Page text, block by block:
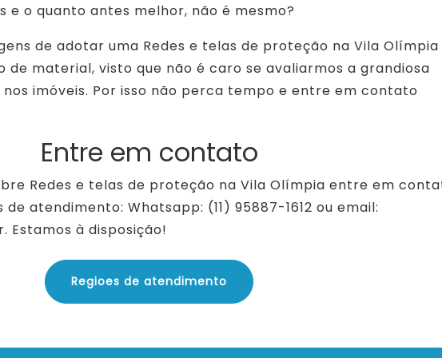
e o quanto antes melhor, não é mesmo?
de adotar uma Redes e telas de proteção na Vila Olímpia
material, visto que não é caro se avaliarmos a grandiosa
imóveis. Por isso não perca tempo e entre em contato
Entre em contato
Redes e telas de proteção na Vila Olímpia entre em
atendimento: Whatsapp: (11) 95887-1612 ou email:
Estamos à disposição!
Regioes de atendimento